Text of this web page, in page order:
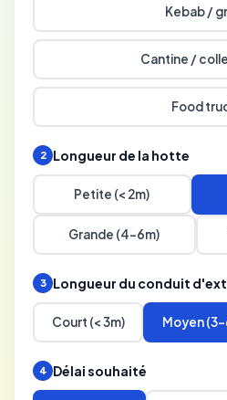
Kebab /
Cantine /
Food
2 Longueur de la hotte
Petite (< 2m)
Grande (4-6m)
3 Longueur du conduit
Court (< 3m) Moyen (3-
4 Délai souhaité